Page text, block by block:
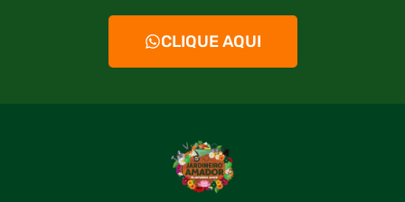
CLIQUE AQUI